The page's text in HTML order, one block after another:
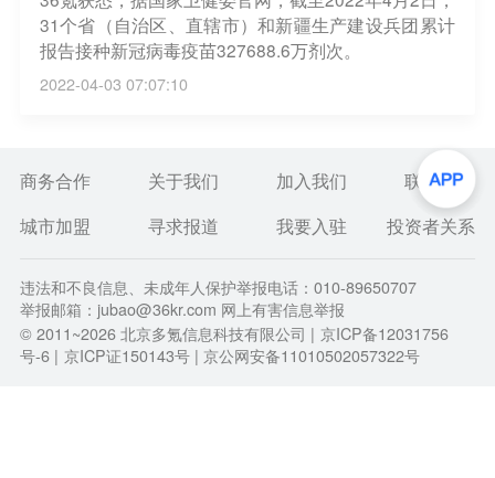
31个省（自治区、直辖市）和新疆生产建设兵团累计
报告接种新冠病毒疫苗327688.6万剂次。
2022-04-03 07:07:10
商务合作 关于我们 加入我们
联系我们
城市加盟
寻求报道 我要入驻 投资者关系
违法和不良信息、未成年人保护举报电话：010-89650707
举报邮箱：jubao@36kr.com 网上有害信息举报
© 2011~2026北京多氪信息科技有限公司 | 京ICP备12031756
号-6 | 京ICP证150143号 | 京公网安备11010502057322号